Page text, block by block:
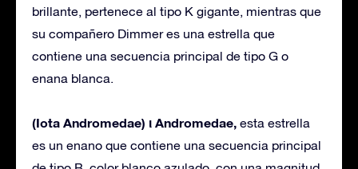
brillante, pertenece al tipo K gigante, mientras que
su compañero Dimmer es una estrella que
contiene una secuencia principal de tipo G o
enana blanca.
(Iota Andromedae) ι Andromedae, esta estrella
es un enano que contiene una secuencia principal